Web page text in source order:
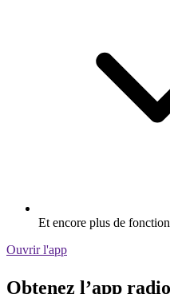
Et encore plus de
Ouvrir l'app
Obtenez l’app